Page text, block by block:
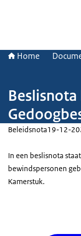
Home
Beleidsnota19-12-
In een beslisnota
bewindspersonen
Kamerstuk.